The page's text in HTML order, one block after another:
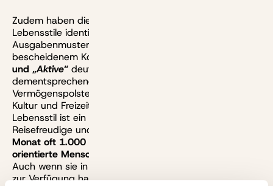
Zudem haben die Studienmacher verschiedene
Lebensstile identifiziert, die zu ganz unterschiedlichen
Ausgabenmustern führen: Während „
bescheidenem Konsum auskommen, geben
und „Aktive“ deutlich mehr aus und brauchen
dementsprechend auch ein größeres
Vermögenspolster, um ihre Bedürfnisse an Mobilität,
Kultur und Freizeit befriedigen zu können. Der
Lebensstil ist ein erheblicher Kostenfaktor:
Reisefreudige und kulturell aktive Senioren
Monat oft 1.000 bis 1.500 Euro mehr aus als häuslich
orientierte Menschen
Auch wenn sie in der Tendenz etwas höhere Budgets
zur Verfügung haben, ist ein solcher Lebensstil ohne